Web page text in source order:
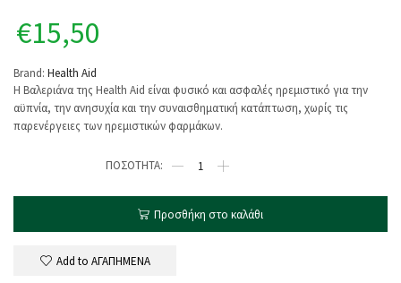
€15,50
Brand: Health Aid
Η Bαλεριάνα της Ηealth Aid είναι φυσικό και ασφαλές ηρεμιστικό για την
αϋπνία, την ανησυχία και την συναισθηματική κατάπτωση, χωρίς τις
παρενέργειες των ηρεμιστικών φαρμάκων.
Προσθήκη στο καλάθι
Add to ΑΓΑΠΗΜΕΝΑ